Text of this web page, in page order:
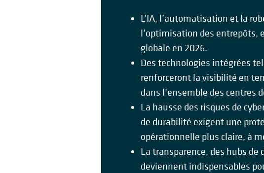
L’IA, l’automatisation et la
l’optimisation des entrepôts,
globale en 2026.
Des technologies intégrées
renforceront la visibilité en
dans l’ensemble des centres
La hausse des risques de
de durabilité exigent une
opérationnelle plus claire, à
La transparence, des hubs
deviennent indispensables